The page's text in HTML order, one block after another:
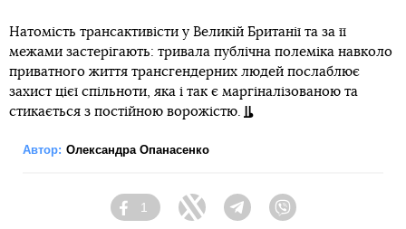
Натомість трансактивісти у Великій Британії та за її
межами застерігають: тривала публічна полеміка навколо
приватного життя трансгендерних людей послаблює
захист цієї спільноти, яка і так є маргіналізованою та
стикається з постійною ворожістю.
Автор: Олександра Опанасенко
Facebook
1
Twitter TelegramViber